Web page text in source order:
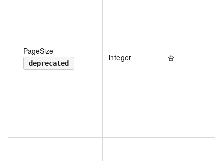
PageSize
deprecated
integer 否